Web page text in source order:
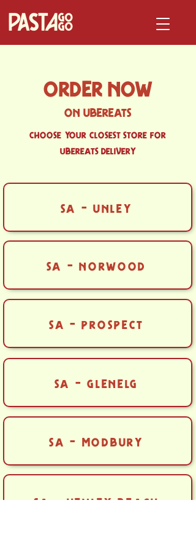
ordernow
on ubereats
choose your closest store for
ubereats delivery
sa - unley
sa - norwood
sa - prospect
sa - glenelg
sa - modbury
sa - henley beach